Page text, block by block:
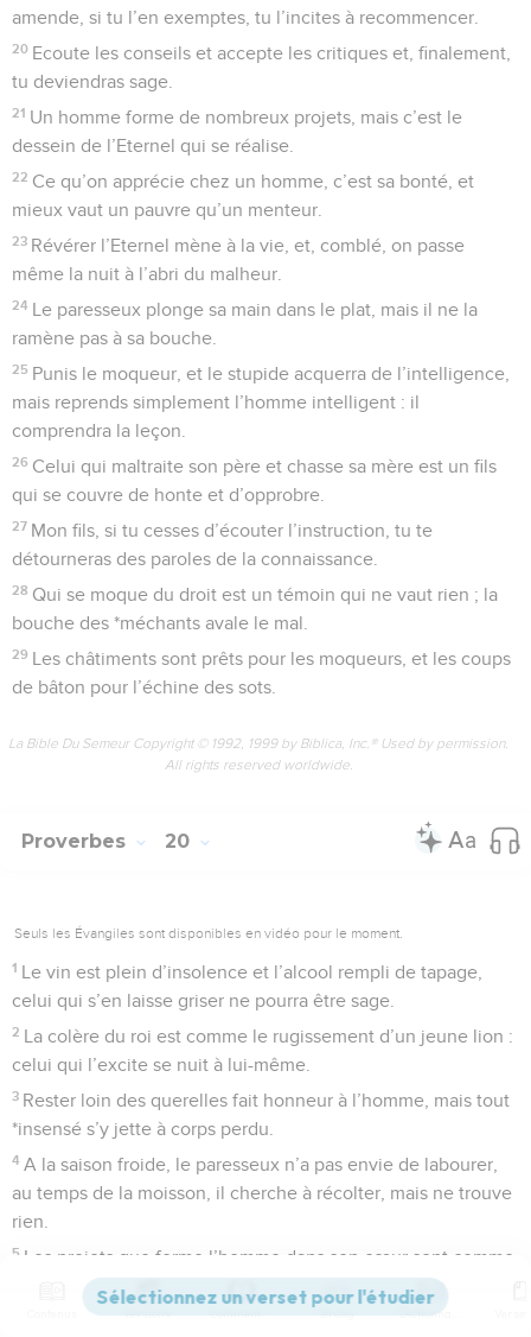
amende, si tu l’en exemptes, tu l’incites à recommencer.
20 Ecoute les conseils et accepte les critiques et, finalement,
tu deviendras sage.
21 Un homme forme de nombreux projets, mais c’est le
dessein de l’Eternel qui se réalise.
22 Ce qu’on apprécie chez un homme, c’est sa bonté, et
mieux vaut un pauvre qu’un menteur.
23 Révérer l’Eternel mène à la vie, et, comblé, on passe
même la nuit à l’abri du malheur.
24 Le paresseux plonge sa main dans le plat, mais il ne la
ramène pas à sa bouche.
25 Punis le moqueur, et le stupide acquerra de l’intelligence,
mais reprends simplement l’homme intelligent : il
comprendra la leçon.
26 Celui qui maltraite son père et chasse sa mère est un fils
qui se couvre de honte et d’opprobre.
27 Mon fils, si tu cesses d’écouter l’instruction, tu te
détourneras des paroles de la connaissance.
28 Qui se moque du droit est un témoin qui ne vaut rien ; la
bouche des *méchants avale le mal.
29 Les châtiments sont prêts pour les moqueurs, et les coups
de bâton pour l’échine des sots.
La Bible Du Semeur Copyright © 1992, 1999 by Biblica, Inc.® Used by permission.
All rights reserved worldwide.
Proverbes 20
Seuls les Évangiles sont disponibles en vidéo pour le moment.
1 Le vin est plein d’insolence et l’alcool rempli de tapage,
celui qui s’en laisse griser ne pourra être sage.
2 La colère du roi est comme le rugissement d’un jeune lion :
celui qui l’excite se nuit à lui-même.
3 Rester loin des querelles fait honneur à l’homme, mais tout
*insensé s’y jette à corps perdu.
4 A la saison froide, le paresseux n’a pas envie de labourer,
au temps de la moisson, il cherche à récolter, mais ne trouve
rien.
5 Les projets que forme l’homme dans son cœur sont comme
des eaux profondes, mais l’homme intelligent sait y puiser.
Beaucoup de gens font état de leur bonté, mais où trouver
Versions Commentaires Strong